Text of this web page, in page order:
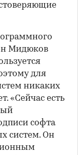
Мидюков
для
никаких
«Сейчас есть
софта
систем. Он